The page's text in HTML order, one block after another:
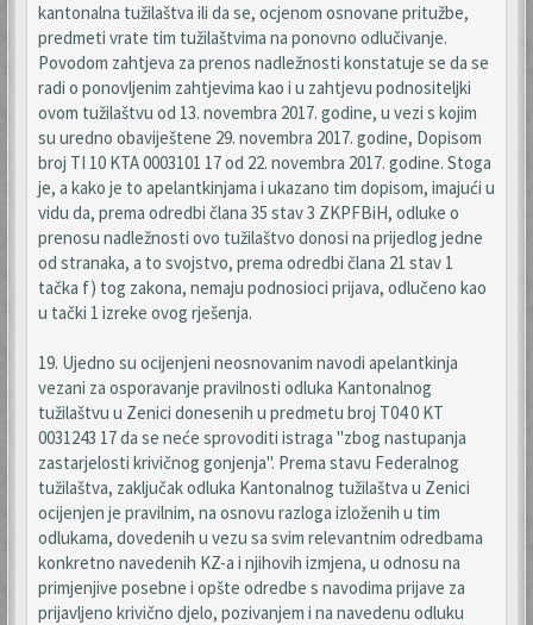
kantonalna tužilaštva ili da se, ocjenom osnovane pritužbe,
predmeti vrate tim tužilaštvima na ponovno odlučivanje.
Povodom zahtjeva za prenos nadležnosti konstatuje se da se
radi o ponovljenim zahtjevima kao i u zahtjevu podnositeljki
ovom tužilaštvu od 13. novembra 2017. godine, u vezi s kojim
su uredno obaviještene 29. novembra 2017. godine, Dopisom
broj TI 10 KTA 0003101 17 od 22. novembra 2017. godine. Stoga
je, a kako je to apelantkinjama i ukazano tim dopisom, imajući u
vidu da, prema odredbi člana 35 stav 3 ZKPFBiH, odluke o
prenosu nadležnosti ovo tužilaštvo donosi na prijedlog jedne
od stranaka, a to svojstvo, prema odredbi člana 21 stav 1
tačka f) tog zakona, nemaju podnosioci prijava, odlučeno kao
u tački 1 izreke ovog rješenja.
19. Ujedno su ocijenjeni neosnovanim navodi apelantkinja
vezani za osporavanje pravilnosti odluka Kantonalnog
tužilaštvu u Zenici donesenih u predmetu broj T04 0 KT
0031243 17 da se neće sprovoditi istraga "zbog nastupanja
zastarjelosti krivičnog gonjenja". Prema stavu Federalnog
tužilaštva, zaključak odluka Kantonalnog tužilaštva u Zenici
ocijenjen je pravilnim, na osnovu razloga izloženih u tim
odlukama, dovedenih u vezu sa svim relevantnim odredbama
konkretno navedenih KZ-a i njihovih izmjena, u odnosu na
primjenjive posebne i opšte odredbe s navodima prijave za
prijavljeno krivično djelo, pozivanjem i na navedenu odluku